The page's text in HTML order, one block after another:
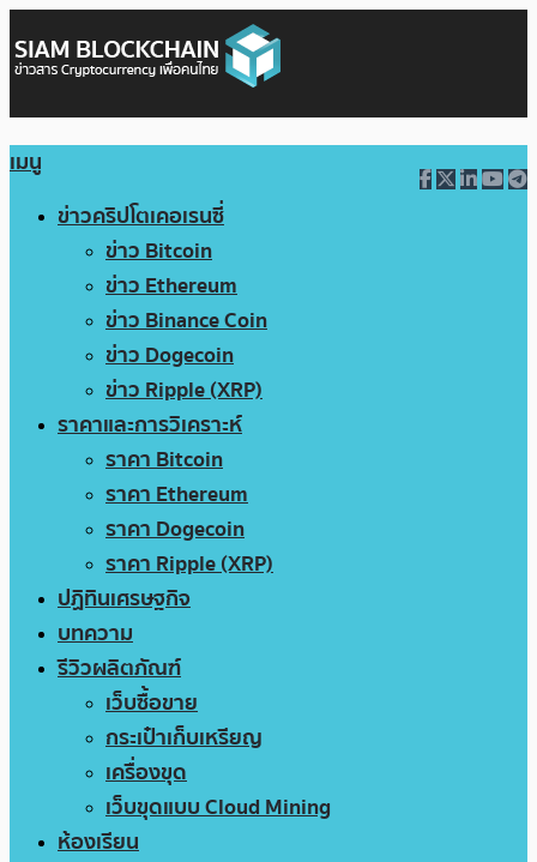
เมนู
ข่าวคริปโตเคอเรนซี่
ข่าว Bitcoin
ข่าว Ethereum
ข่าว Binance Coin
ข่าว Dogecoin
ข่าว Ripple (XRP)
ราคาและการวิเคราะห์
ราคา Bitcoin
ราคา Ethereum
ราคา Dogecoin
ราคา Ripple (XRP)
ปฏิทินเศรษฐกิจ
บทความ
รีวิวผลิตภัณฑ์
เว็บซื้อขาย
กระเป๋าเก็บเหรียญ
เครื่องขุด
เว็บขุดแบบ Cloud Mining
ห้องเรียน